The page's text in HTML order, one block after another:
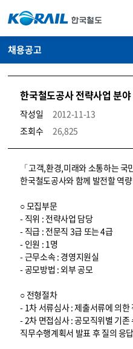
채용공고
한국철도공사 전략사업 분
작성일
2012-11-13
조회수
26,825
코레일소개_경영공시_채용공고 상세보기 – 내용, 파일, 담당자 연락처로 구성
「고객,환경,미래와 소통하는 국
한국철도공사와 함께 발전할 역
○ 모집부문
- 직위 : 전략사업 담당
- 직급 : 전문직 3급 또는 4급
- 인원 : 1명
- 근무소속 : 경영지원실
- 공모방법 : 외부 공모
○ 전형절차
- 1차 서류심사 : 제출서류에 의한
- 2차 면접심사 : 공모직위별 기
직무수행계획서 발표 후 질의 응답